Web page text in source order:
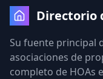
Directorio
Su fuente principal
asociaciones de
completo de HOAs